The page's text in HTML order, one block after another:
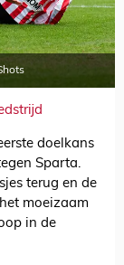
doelkans
Sparta.
terug en de
moeizaam
in de